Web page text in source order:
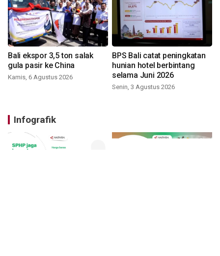
Bali ekspor 3,5 ton salak
gula pasir ke China
Kamis, 6 Agustus 2026
BPS Bali catat peningkatan
hunian hotel berbintang
selama Juni 2026
Senin, 3 Agustus 2026
Infografik